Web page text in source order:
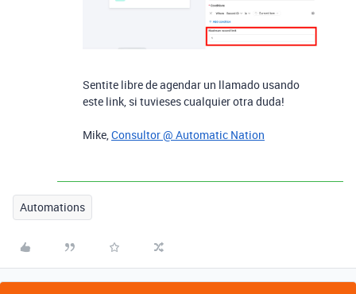
Sentite libre de agendar un llamado usando
este link, si tuvieses cualquier otra duda!
Mike,Consultor @ Automatic Nation
Automations